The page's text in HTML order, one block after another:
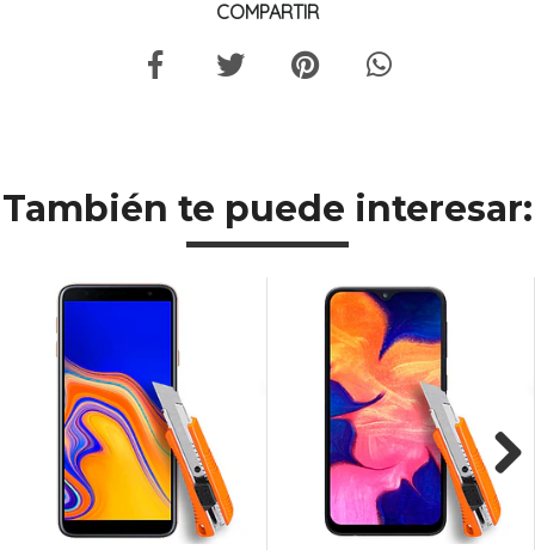
COMPARTIR
También te puede interesar:
Next